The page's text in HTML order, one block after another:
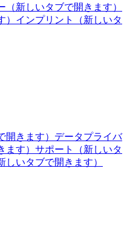
（新しいタブで開きます）
） インプリント
（新しいタ
開きます） データプライバ
ます） サポート
（新しいタ
しいタブで開きます）